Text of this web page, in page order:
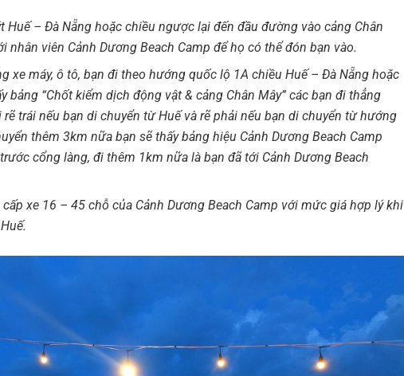
Huế – Đà Nẵng hoặc chiều ngược lại đến đầu đường vào cảng Chân
nhân viên Cảnh Dương Beach Camp để họ có thể đón bạn vào.
xe máy, ô tô, bạn đi theo hướng quốc lộ 1A chiều Huế – Đà Nẵng hoặc
bảng “Chốt kiểm dịch động vật & cảng Chân Mây” các bạn đi thẳng
trái nếu bạn di chuyển từ Huế và rẽ phải nếu bạn di chuyển từ hướng
thêm 3km nữa bạn sẽ thấy bảng hiệu Cảnh Dương Beach Camp
cổng làng, đi thêm 1km nữa là bạn đã tới Cảnh Dương Beach
xe 16 – 45 chỗ của Cảnh Dương Beach Camp với mức giá hợp lý khi